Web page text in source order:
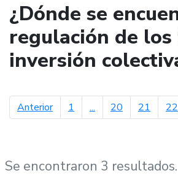
¿Dónde se
regulación de
inversión
Anteriorpágina anterior
1 ... 20 21 22
Se encontraron 3 resultados.